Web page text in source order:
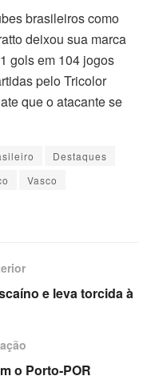
brasileiros como
deixou sua marca
gols em 104 jogos
pelo Tricolor
que o atacante se
Destaques
Vasco
e leva torcida à
o Porto-POR